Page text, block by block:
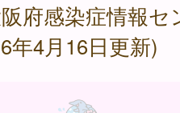
府感染症情報セ
年4月16日更新)